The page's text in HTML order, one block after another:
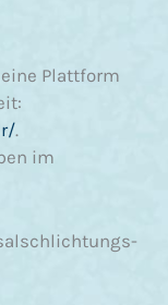
Plattform
.
im